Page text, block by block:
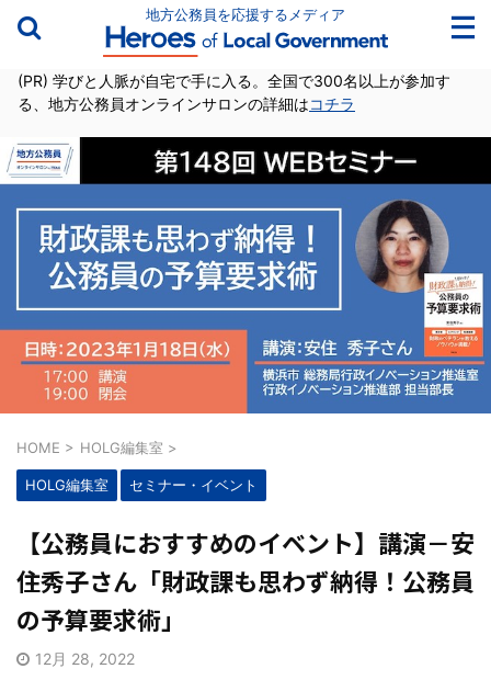
地方公務員を応援するメディア
(PR) 学びと人脈が自宅で手に入る。全国で300名以上が参加す
る、地方公務員オンラインサロンの詳細はコチラ
HOME > HOLG編集室 >
HOLG編集室 セミナー・イベント
【公務員におすすめのイベント】講演－安
住秀子さん「財政課も思わず納得！公務員
の予算要求術」
12月 28, 2022